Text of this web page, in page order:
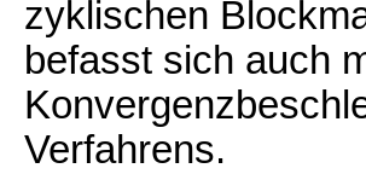
zyklischen
befasst sich auch
Verfahrens.